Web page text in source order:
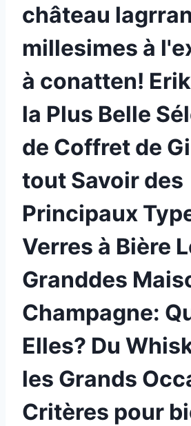
château
millesimes à
à conatten!
la Plus Belle
de Coffret de
tout Savoir des
Principaux
Verres à Bière
Granddes
Champagne:
Elles? Du
les Grands
Critères pour